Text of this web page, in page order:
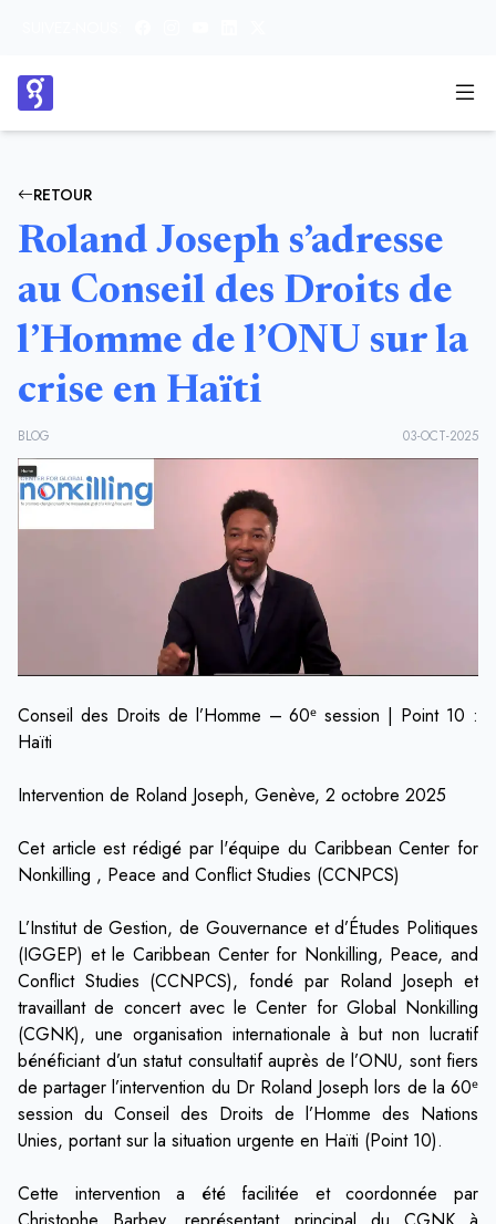
RETOUR
Roland Joseph s’adresse
au Conseil des Droits de
l’Homme de l’ONU sur la
crise en Haïti
BLOG 03-OCT-2025
Conseil des Droits de l’Homme – 60ᵉ session | Point 10 :
Haïti
Intervention de Roland Joseph, Genève, 2 octobre 2025
Cet article est rédigé par l'équipe du Caribbean Center for
Nonkilling , Peace and Conflict Studies (CCNPCS)
L’Institut de Gestion, de Gouvernance et d’Études Politiques
(IGGEP) et le Caribbean Center for Nonkilling, Peace, and
Conflict Studies (CCNPCS), fondé par Roland Joseph et
travaillant de concert avec le Center for Global Nonkilling
(CGNK), une organisation internationale à but non lucratif
bénéficiant d’un statut consultatif auprès de l’ONU, sont fiers
de partager l’intervention du Dr Roland Joseph lors de la 60ᵉ
session du Conseil des Droits de l’Homme des Nations
Unies, portant sur la situation urgente en Haïti (Point 10).
Cette intervention a été facilitée et coordonnée par